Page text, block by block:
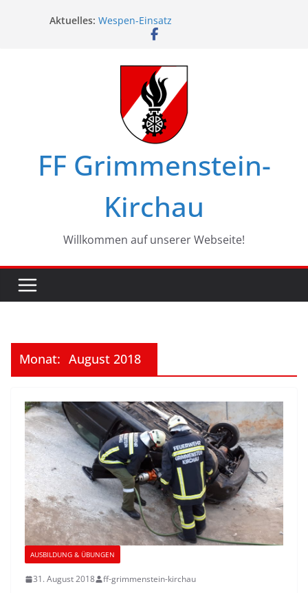
Aktuelles: Wespen-Einsatz
Glückwünsche zum 75. Geburtstag
Landesbewerbe in Zistersdorf
FF Grimmenstein-
Kirchau
Willkommen auf unserer Webseite!
Monat: August 2018
AUSBILDUNG & ÜBUNGEN
31. August 2018 ff-grimmenstein-kirchau